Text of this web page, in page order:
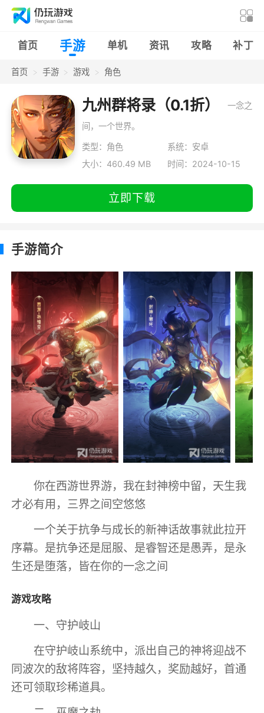
首页 手游 单机 资讯 攻略 补丁
首页 手游 游戏 角色
九州群将录（0.1折） 一念之
间，一个世界。
类型：角色
系统：安卓
大小：460.49 MB
时间：2024-10-15
立即下载
手游简介
你在西游世界游，我在封神榜中留，天生我
才必有用，三界之间空悠悠
一个关于抗争与成长的新神话故事就此拉开
序幕。是抗争还是屈服、是睿智还是愚弄，是永
生还是堕落，皆在你的一念之间
游戏攻略
​一、守护岐山
在守护岐山系统中，派出自己的神将迎战不
同波次的敌将阵容，坚持越久，奖励越好，首通
还可领取珍稀道具。